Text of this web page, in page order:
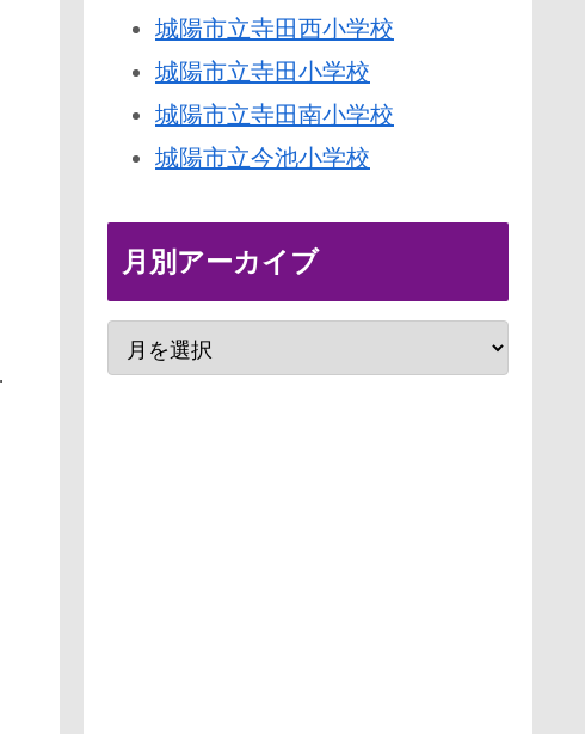
城陽市立寺田西小学校
城陽市立寺田小学校
城陽市立寺田南小学校
城陽市立今池小学校
月別アーカイブ